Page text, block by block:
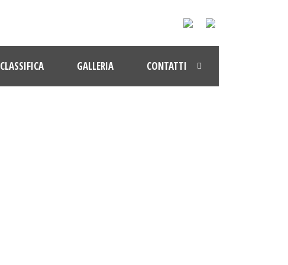
CLASSIFICA GALLERIA CONTATTI